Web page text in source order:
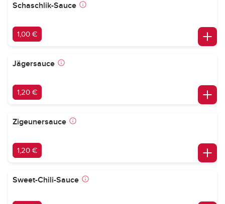
Schaschlik-Sauce
1,00 €
Jägersauce
1,20 €
Zigeunersauce
1,20 €
Sweet-Chili-Sauce